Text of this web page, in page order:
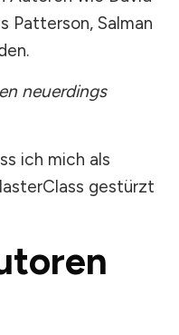
Patterson, Salman
neuerdings
ich mich als
gestürzt